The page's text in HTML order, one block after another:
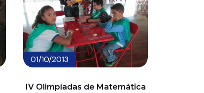
01/10/2013
IV Olimpíadas de Matemática